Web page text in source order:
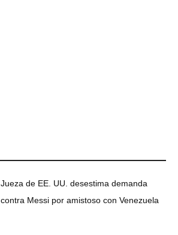
Jueza de EE. UU. desestima demanda
contra Messi por amistoso con Venezuela